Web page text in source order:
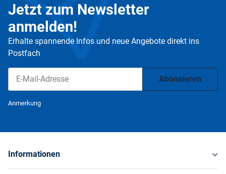
Jetzt zum Newsletter
anmelden!
Erhalte spannende Infos und neue Angebote direkt ins
Postfach
Abonnieren
Anmerkung
Informationen